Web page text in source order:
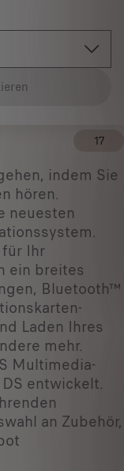
17
indem Sie
hören.
neuesten
für Ihr
ein breites
Bluetooth™
Laden Ihres
mehr.
Multimedia-
entwickelt.
an Zubehör,